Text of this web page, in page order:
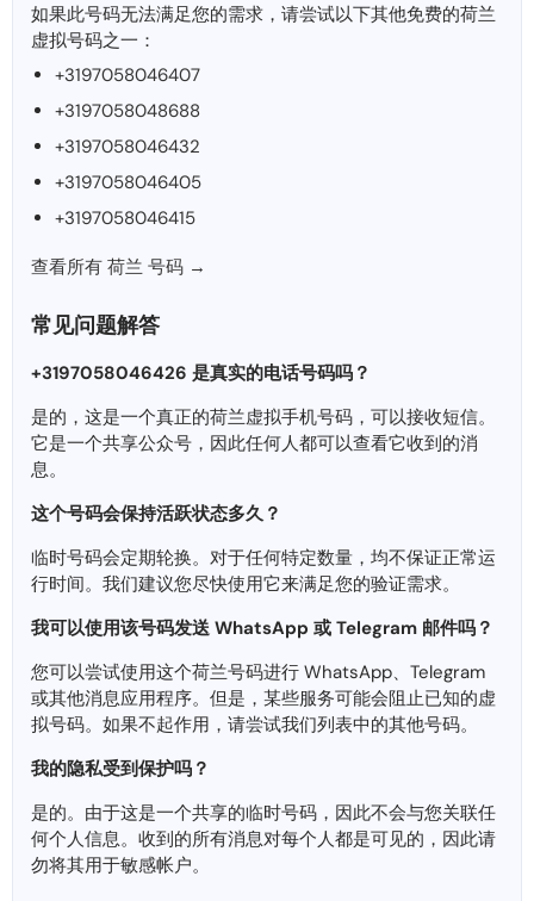
如果此号码无法满足您的需求，请尝试以下其他免费的荷兰
虚拟号码之一：
+3197058046407
+3197058048688
+3197058046432
+3197058046405
+3197058046415
查看所有 荷兰 号码 →
常见问题解答
+3197058046426 是真实的电话号码吗？
是的，这是一个真正的荷兰虚拟手机号码，可以接收短信。
它是一个共享公众号，因此任何人都可以查看它收到的消
息。
这个号码会保持活跃状态​​多久？
临时号码会定期轮换。对于任何特定数量，均不保证正常运
行时间。我们建议您尽快使用它来满足您的验证需求。
我可以使用该号码发送 WhatsApp 或 Telegram 邮件吗？
您可以尝试使用这个荷兰号码进行 WhatsApp、Telegram
或其他消息应用程序。但是，某些服务可能会阻止已知的虚
拟号码。如果不起作用，请尝试我们列表中的其他号码。
我的隐私受到保护吗？
是的。由于这是一个共享的临时号码，因此不会与您关联任
何个人信息。收到的所有消息对每个人都是可见的，因此请
勿将其用于敏感帐户。